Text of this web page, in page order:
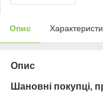
Опис
Опис
Шановні покупці,